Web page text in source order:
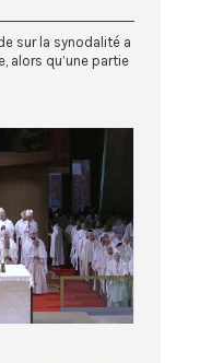
sur la synodalité a
alors qu’une partie